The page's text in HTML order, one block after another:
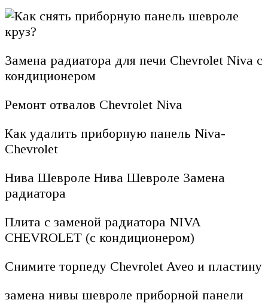
Замена радиатора для печи Chevrolet Niva с
кондиционером
Ремонт отвалов Chevrolet Niva
Как удалить приборную панель Niva-
Chevrolet
Нива Шевроле Нива Шевроле Замена
радиатора
Плита с заменой радиатора NIVA
CHEVROLET (с кондиционером)
Снимите торпеду Chevrolet Aveo и пластину
замена нивы шевроле приборной панели